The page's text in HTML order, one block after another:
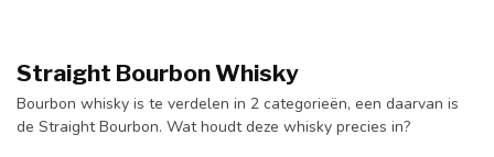
Straight Bourbon Whisky
Bourbon whisky is te verdelen in 2 categorieën, een daarvan is
de Straight Bourbon. Wat houdt deze whisky precies in?